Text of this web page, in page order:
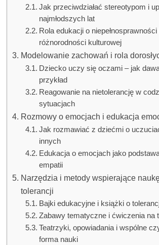
Jak przeciwdziałać stereotypom i
najmłodszych lat
Rola edukacji o niepełnosprawności
różnorodności kulturowej
Modelowanie zachowań i rola
Dziecko uczy się oczami – jak
przykład
Reagowanie na nietolerancję w
sytuacjach
Rozmowy o emocjach i edukacja
Jak rozmawiać z dziećmi o
innych
Edukacja o emocjach jako
empatii
Narzędzia i metody wspierające
tolerancji
Bajki edukacyjne i książki o
Zabawy tematyczne i ćwiczenia na
Teatrzyki, opowiadania i wspólne
forma nauki